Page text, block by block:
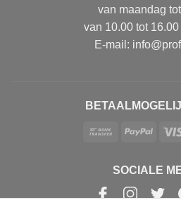
van maandag
van 10.00 tot
E-mail:
SOCIALE